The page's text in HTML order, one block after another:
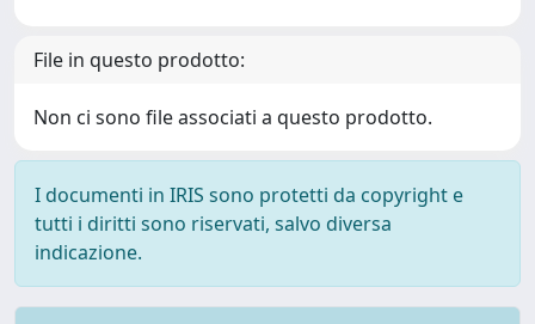
File in questo prodotto:
Non ci sono file associati a questo prodotto.
I documenti in IRIS sono protetti da copyright e
tutti i diritti sono riservati, salvo diversa
indicazione.